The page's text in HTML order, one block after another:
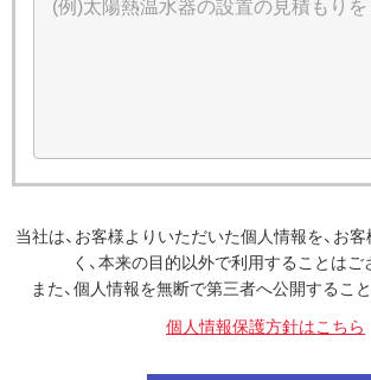
当社は、お客様よりいただいた個人情報を、お
く、本来の目的以外で利用することはご
また、個人情報を無断で第三者へ公開するこ
個人情報保護方針はこちら